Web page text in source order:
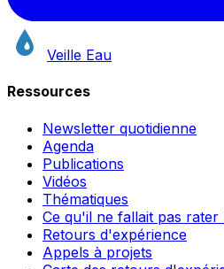
Veille Eau
Ressources
Newsletter quotidienne
Agenda
Publications
Vidéos
Thématiques
Ce qu'il ne fallait pas rater
Retours d'expérience
Appels à projets